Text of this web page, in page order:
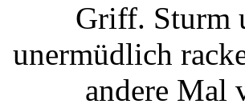
Griff. Sturm
unermüdlich
andere Mal